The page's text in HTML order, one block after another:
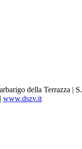
della Terrazza |
www.dszv.it